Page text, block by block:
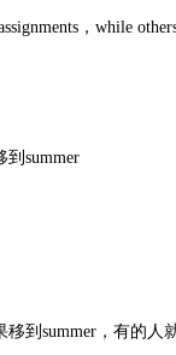
，while
summer
到summer，有的人